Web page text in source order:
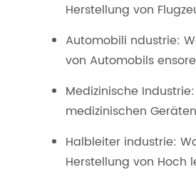
Herstellung von
Automobili ndustrie:
von Automobils
Medizinische
medizinischen
Halbleiter industrie:
Herstellung von Hoch